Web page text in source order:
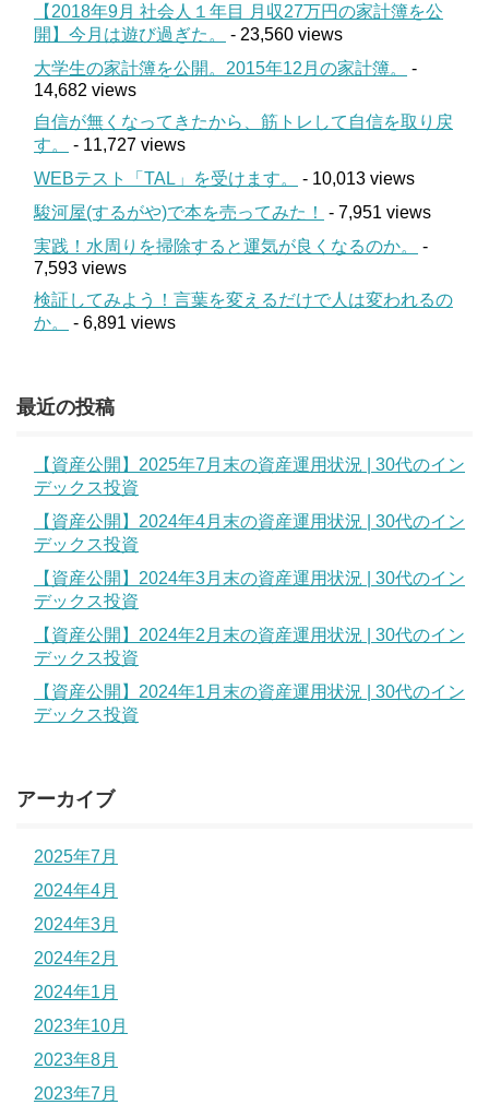
【2018年9月 社会人１年目 月収27万円の家計簿を公
開】今月は遊び過ぎた。
- 23,560 views
大学生の家計簿を公開。2015年12月の家計簿。
-
14,682 views
自信が無くなってきたから、筋トレして自信を取り戻
す。
- 11,727 views
WEBテスト「TAL」を受けます。
- 10,013 views
駿河屋(するがや)で本を売ってみた！
- 7,951 views
実践！水周りを掃除すると運気が良くなるのか。
-
7,593 views
検証してみよう！言葉を変えるだけで人は変われるの
か。
- 6,891 views
最近の投稿
【資産公開】2025年7月末の資産運用状況 | 30代のイン
デックス投資
【資産公開】2024年4月末の資産運用状況 | 30代のイン
デックス投資
【資産公開】2024年3月末の資産運用状況 | 30代のイン
デックス投資
【資産公開】2024年2月末の資産運用状況 | 30代のイン
デックス投資
【資産公開】2024年1月末の資産運用状況 | 30代のイン
デックス投資
アーカイブ
2025年7月
2024年4月
2024年3月
2024年2月
2024年1月
2023年10月
2023年8月
2023年7月